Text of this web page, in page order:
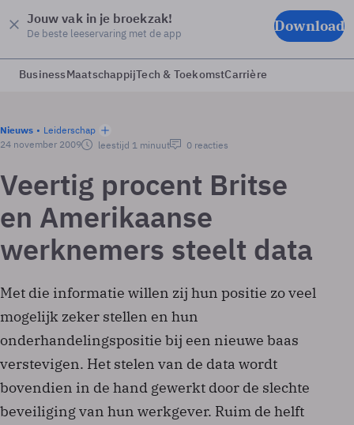
Jouw vak in je broekzak!
De beste leeservaring met de app Download
BusinessMaatschappijTech & ToekomstCarrière
Nieuws
Leiderschap
24 november 2009
leestijd 1 minuut 0 reacties
Veertig procent Britse
en Amerikaanse
werknemers steelt data
Met die informatie willen zij hun positie zo veel
mogelijk zeker stellen en hun
onderhandelingspositie bij een nieuwe baas
verstevigen. Het stelen van de data wordt
bovendien in de hand gewerkt door de slechte
beveiliging van hun werkgever. Ruim de helft